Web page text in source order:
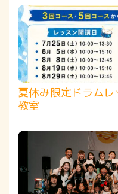
夏休み限定ドラム
教室